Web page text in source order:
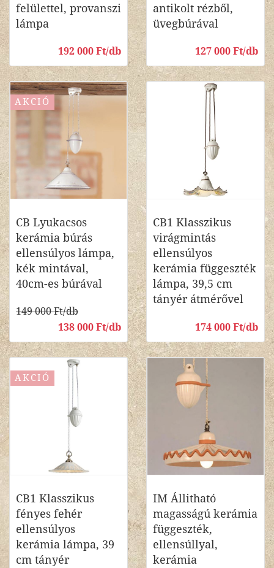
felülettel, provanszi
lámpa
192 000 Ft/db
antikolt rézből,
üvegbúrával
127 000 Ft/db
AKCIÓ
CB Lyukacsos
kerámia búrás
ellensúlyos lámpa,
kék mintával,
40cm-es búrával
149 000 Ft/db
138 000 Ft/db
CB1 Klasszikus
virágmintás
ellensúlyos
kerámia függeszték
lámpa, 39,5 cm
tányér átmérővel
174 000 Ft/db
AKCIÓ
CB1 Klasszikus
fényes fehér
ellensúlyos
kerámia lámpa, 39
cm tányér
IM Állitható
magasságú kerámia
függeszték,
ellensúllyal,
kerámia